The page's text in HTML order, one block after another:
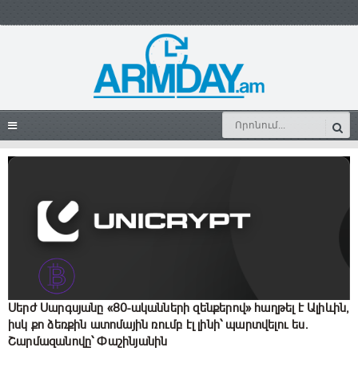
Սերժ Սարգսյանը «80-ականների զենքերով» հաղթել է Ալիևին,
իսկ քո ձեռքին ատոմային ռումբ էլ լինի՝ պարտվելու ես.
Շարմազանովը՝ Փաշինյանին